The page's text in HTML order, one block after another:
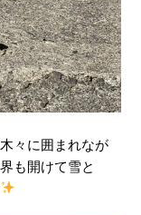
々に囲まれなが
も開けて雪と